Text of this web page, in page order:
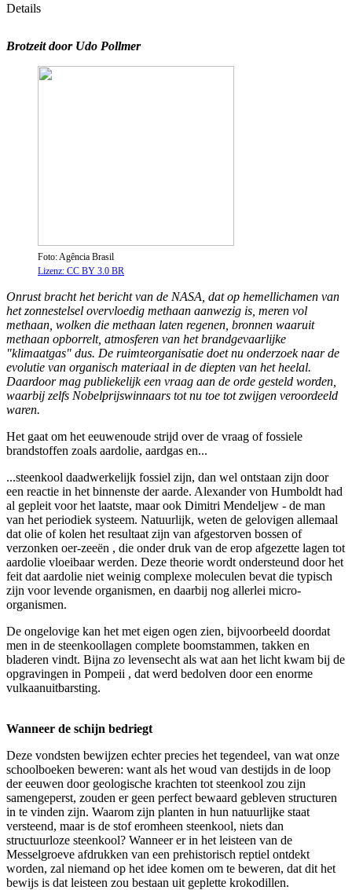
Details
Brotzeit door Udo Pollmer
Foto: Agência Brasil
Lizenz: CC BY 3.0 BR
Onrust bracht het bericht van de NASA, dat op hemellichamen van
het zonnestelsel overvloedig methaan aanwezig is, meren vol
methaan, wolken die methaan laten regenen, bronnen waaruit
methaan opborrelt, atmosferen van het brandgevaarlijke
"klimaatgas" dus. De ruimteorganisatie doet nu onderzoek naar de
evolutie van organisch materiaal in de diepten van het heelal.
Daardoor mag publiekelijk een vraag aan de orde gesteld worden,
waarbij zelfs Nobelprijswinnaars tot nu toe tot zwijgen veroordeeld
waren.
Het gaat om het eeuwenoude strijd over de vraag of fossiele
brandstoffen zoals aardolie, aardgas en...
...steenkool daadwerkelijk fossiel zijn, dan wel ontstaan zijn door
een reactie in het binnenste der aarde. Alexander von Humboldt had
al gepleit voor het laatste, maar ook Dimitri Mendeljew - de man
van het periodiek systeem. Natuurlijk, weten de gelovigen allemaal
dat olie of kolen het resultaat zijn van afgestorven bossen of
verzonken oer-zeeën , die onder druk van de erop afgezette lagen tot
aardolie vloeibaar werden. Deze theorie wordt ondersteund door het
feit dat aardolie niet weinig complexe moleculen bevat die typisch
zijn voor levende organismen, en daarbij nog allerlei micro-
organismen.
De ongelovige kan het met eigen ogen zien, bijvoorbeeld doordat
men in de steenkoollagen complete boomstammen, takken en
bladeren vindt. Bijna zo levensecht als wat aan het licht kwam bij de
opgravingen in Pompeii , dat werd bedolven door een enorme
vulkaanuitbarsting.
Wanneer de schijn bedriegt
Deze vondsten bewijzen echter precies het tegendeel, van wat onze
schoolboeken beweren: want als het woud van destijds in de loop
der eeuwen door geologische krachten tot steenkool zou zijn
samengeperst, zouden er geen perfect bewaard gebleven structuren
in te vinden zijn. Waarom zijn planten in hun natuurlijke staat
versteend, maar is de stof eromheen steenkool, niets dan
structuurloze steenkool? Wanneer er in het leisteen van de
Messelgroeve afdrukken van een prehistorisch reptiel ontdekt
worden, zal niemand op het idee komen om te beweren, dat dit het
bewijs is dat leisteen zou bestaan uit geplette krokodillen.